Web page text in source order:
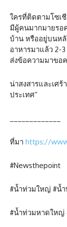
ใครที่ติดตามโซเ
มีผู้คนมากมายรอ
บ้าน หรืออยู่บนห
อาหารมาแล้ว 2-
ส่งข้อความมาขอ
น่าสงสารและเศ
ประเทศ”
ที่มา https://
#Newsthepoint
#น้ำท่วมใหญ่ #น้ำ
#น้ำท่วมหาดใหญ่